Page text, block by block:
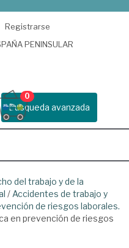
Registrarse
PENINSULAR
Busqueda avanzada
0
del trabajo y de la
/ Accidentes de trabajo y
de riesgos laborales.
en prevención de riesgos